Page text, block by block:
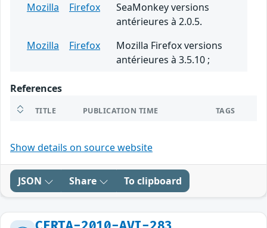
Mozilla
Firefox
SeaMonkey versions
antérieures à 2.0.5.
Mozilla
Firefox
Mozilla Firefox versions
antérieures à 3.5.10 ;
References
TITLE PUBLICATION TIME TAGS
Show details on source website
JSON Share To clipboard